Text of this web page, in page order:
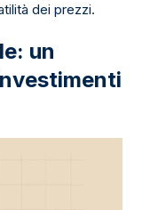
dei prezzi.
un